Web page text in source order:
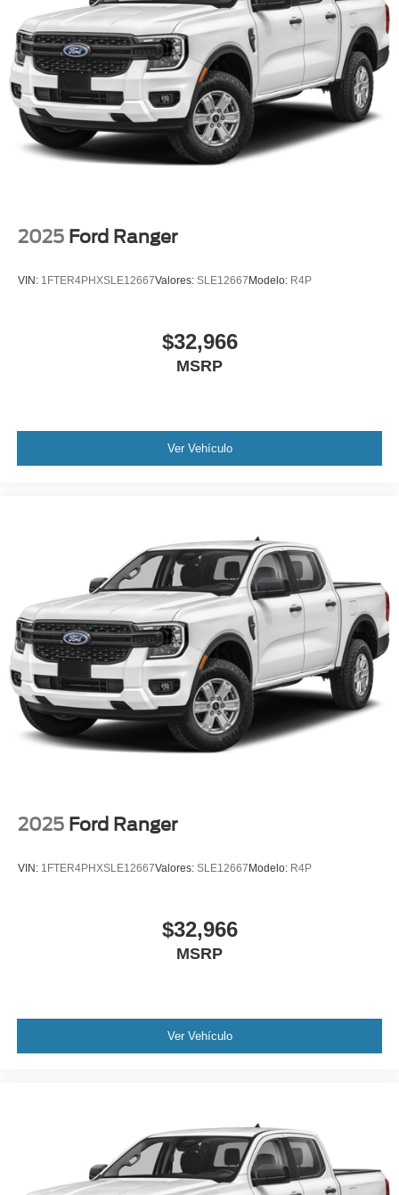
2025 Ford Ranger
VIN: 1FTER4PHXSLE12667Valores: SLE12667 Modelo: R4P
$32,966
MSRP
Ver Vehículo
2025 Ford Ranger
VIN: 1FTER4PHXSLE12667Valores: SLE12667Modelo: R4P
$32,966
MSRP
Ver Vehículo